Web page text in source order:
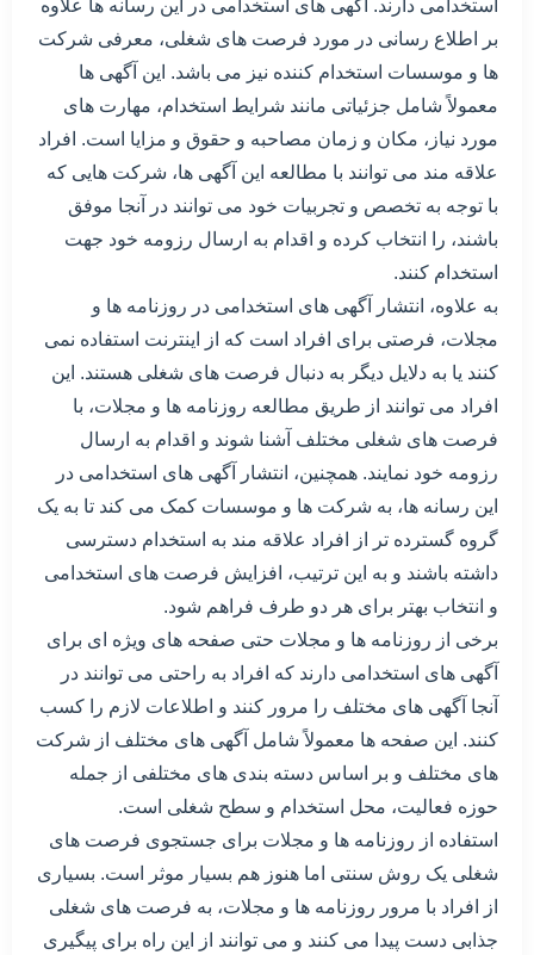
استخدامی دارند. آگهی های استخدامی در این رسانه ها علاوه
بر اطلاع رسانی در مورد فرصت های شغلی، معرفی شرکت
ها و موسسات استخدام کننده نیز می باشد. این آگهی ها
معمولاً شامل جزئیاتی مانند شرایط استخدام، مهارت های
مورد نیاز، مکان و زمان مصاحبه و حقوق و مزایا است. افراد
علاقه مند می توانند با مطالعه این آگهی ها، شرکت هایی که
با توجه به تخصص و تجربیات خود می توانند در آنجا موفق
باشند، را انتخاب کرده و اقدام به ارسال رزومه خود جهت
استخدام کنند.
به علاوه، انتشار آگهی های استخدامی در روزنامه ها و
مجلات، فرصتی برای افراد است که از اینترنت استفاده نمی
کنند یا به دلایل دیگر به دنبال فرصت های شغلی هستند. این
افراد می توانند از طریق مطالعه روزنامه ها و مجلات، با
فرصت های شغلی مختلف آشنا شوند و اقدام به ارسال
رزومه خود نمایند. همچنین، انتشار آگهی های استخدامی در
این رسانه ها، به شرکت ها و موسسات کمک می کند تا به یک
گروه گسترده تر از افراد علاقه مند به استخدام دسترسی
داشته باشند و به این ترتیب، افزایش فرصت های استخدامی
و انتخاب بهتر برای هر دو طرف فراهم شود.
برخی از روزنامه ها و مجلات حتی صفحه های ویژه ای برای
آگهی های استخدامی دارند که افراد به راحتی می توانند در
آنجا آگهی های مختلف را مرور کنند و اطلاعات لازم را کسب
کنند. این صفحه ها معمولاً شامل آگهی های مختلف از شرکت
های مختلف و بر اساس دسته بندی های مختلفی از جمله
حوزه فعالیت، محل استخدام و سطح شغلی است.
استفاده از روزنامه ها و مجلات برای جستجوی فرصت های
شغلی یک روش سنتی اما هنوز هم بسیار موثر است. بسیاری
از افراد با مرور روزنامه ها و مجلات، به فرصت های شغلی
جذابی دست پیدا می کنند و می توانند از این راه برای پیگیری